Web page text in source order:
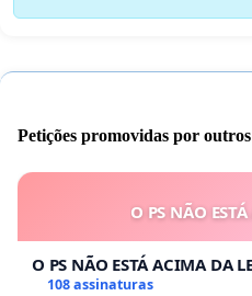
Petições promovidas por
O PS NÃO
O PS NÃO ESTÁ ACIMA DA
108 assinaturas